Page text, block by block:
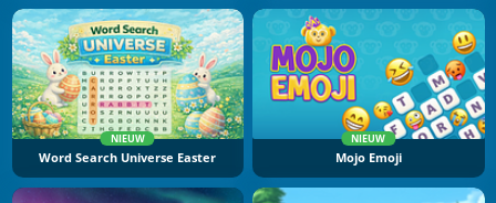
NIEUW
Word Search Universe Easter
NIEUW
Mojo Emoji